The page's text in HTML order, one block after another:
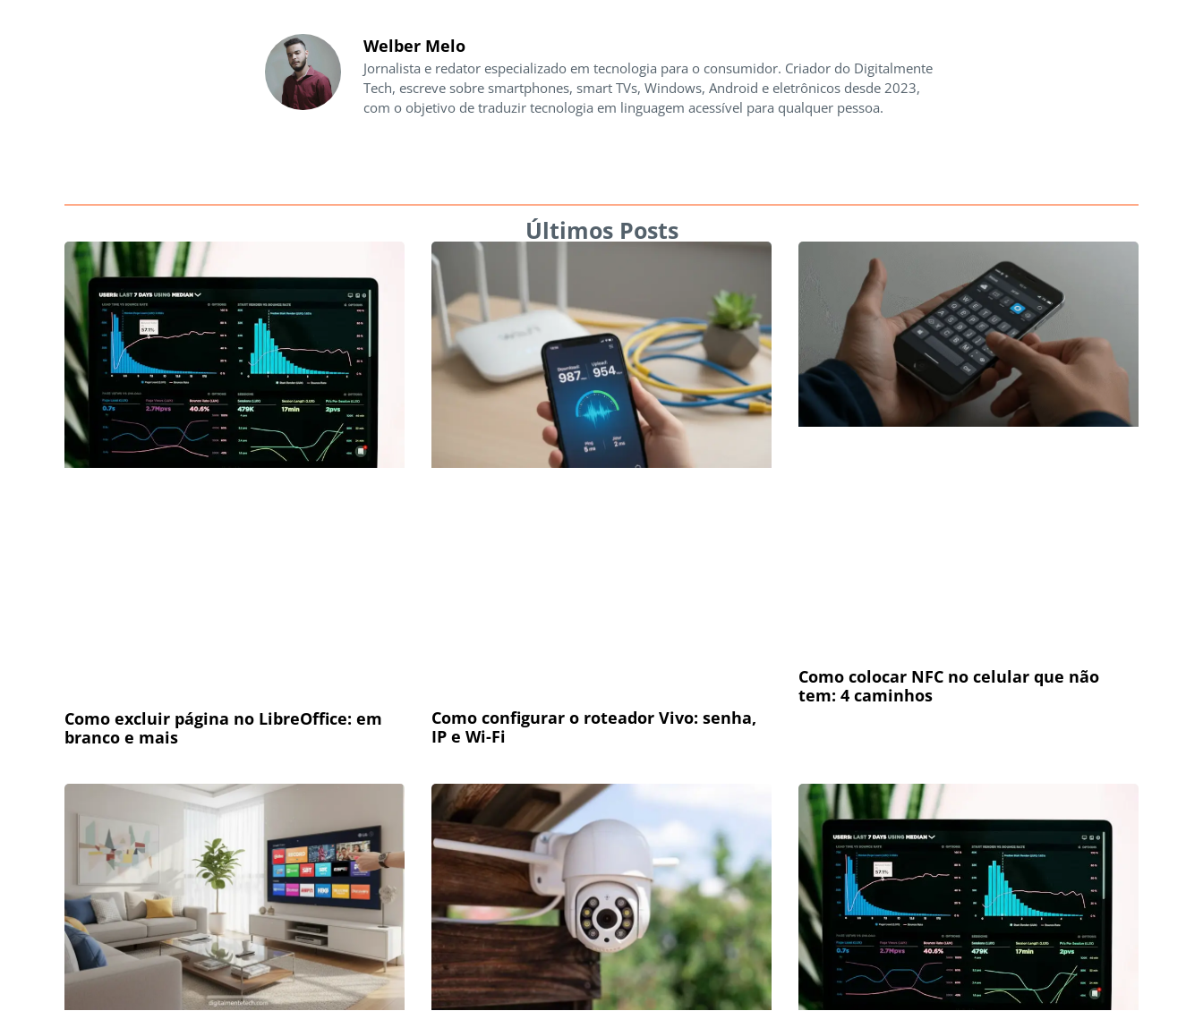
Welber Melo
Jornalista e redator especializado em tecnologia para o consumidor. Criador do Digitalmente
Tech, escreve sobre smartphones, smart TVs, Windows, Android e eletrônicos desde 2023,
com o objetivo de traduzir tecnologia em linguagem acessível para qualquer pessoa.
Últimos Posts
Como excluir página no LibreOffice: em
branco e mais
Como configurar o roteador Vivo: senha,
IP e Wi-Fi
Como colocar NFC no celular que não
tem: 4 caminhos